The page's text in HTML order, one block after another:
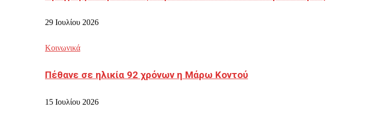
29 Ιουλίου 2026
Κοινωνικά
Πέθανε σε ηλικία 92 χρόνων η Μάρω Κοντού
15 Ιουλίου 2026